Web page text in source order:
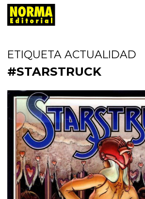
ETIQUETA ACTUALIDAD
#STARSTRUCK